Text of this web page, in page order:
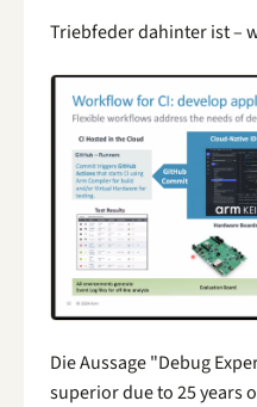
Triebfeder dahinter ist –
Die Aussage "Debug
superior due to 25 years